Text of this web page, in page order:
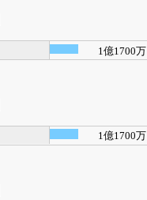
1億1700万
1億1700万